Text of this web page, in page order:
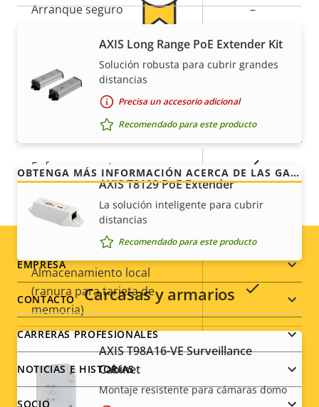
propiedad
propiedad
Arranque seguro –
Secure keystore -
Axis Edge Vault
Descripción
de
propiedad
Valor de
la
propiedad
Enfoque remoto
Zoom remoto Sí
Infrarrojos integrados –
Almacenamiento local
(ranura para tarjeta de
memoria)
Temperatura de
funcionamiento
-40 to 50 °C
Preparada para exterior Sí
AXIS Long Range PoE Extender Kit
Solución robusta para cubrir grandes
distancias
Precisa un accesorio adicional
Recomendado para este producto
AXIS T8129 PoE Extender
La solución inteligente para cubrir
distancias
Recomendado para este producto
Carcasas y armarios
AXIS T98A16-VE Surveillance
Cabinet
Montaje resistente para cámaras domo
Para mayor tranquilidad
Nuestra garantía de 3 años brinda a nuestros
clientes un uso sin preocupaciones y un control de
OBTENGA MÁS INFORMACIÓN ACERCA DE LAS GARANTÍAS DE AXIS
Footer
menu
EMPRESA
CONTACTO
CARRERAS PROFESIONALES
NOTICIAS E HISTORIAS
SOCIO